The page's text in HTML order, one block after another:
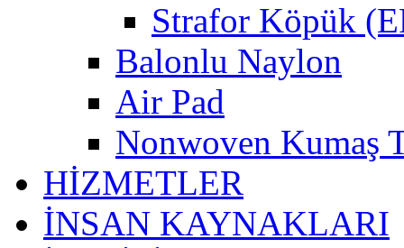
Strafor Köpük
Balonlu Naylon
Air Pad
Nonwoven Kumaş
HİZMETLER
İNSAN KAYNAKLARI